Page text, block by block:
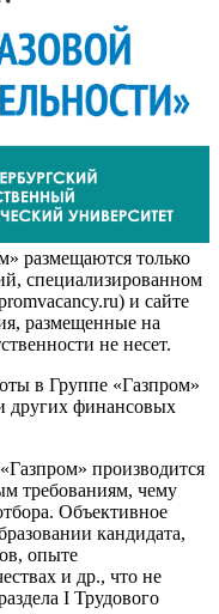
размещаются только
специализированном
и сайте
размещенные на
не несет.
в Группе «Газпром»
других финансовых
производится
требованиям, чему
Объективное
кандидата,
опыте
и др., что не
I Трудового